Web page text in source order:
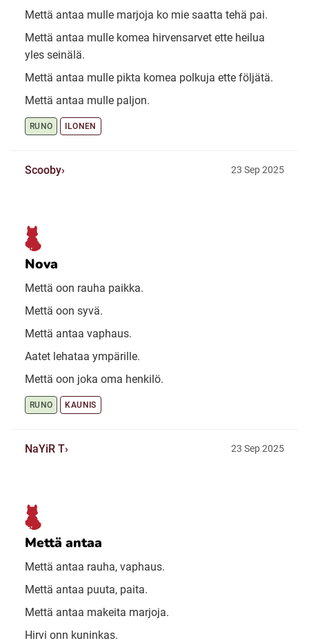
Mettä antaa mulle marjoja ko mie saatta tehä pai.
Mettä antaa mulle komea hirvensarvet ette heilua
yles seinälä.
Mettä antaa mulle pikta komea polkuja ette följätä.
Mettä antaa mulle paljon.
RUNO ILONEN
Scooby 23 Sep 2025
Nova
Mettä oon rauha paikka.
Mettä oon syvä.
Mettä antaa vaphaus.
Aatet lehataa ympärille.
Mettä oon joka oma henkilö.
RUNO KAUNIS
NaYiR T 23 Sep 2025
Mettä antaa
Mettä antaa rauha, vaphaus.
Mettä antaa puuta, paita.
Mettä antaa makeita marjoja.
Hirvi onn kuninkas.